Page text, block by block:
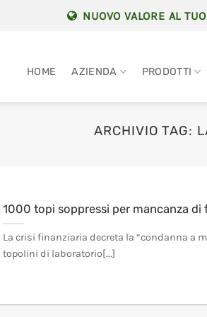
NUOVO VALORE AL
HOME AZIENDA PRODOTTI
ARCHIVIO TAG:
1000 topi soppressi per mancanza di
La crisi finanziaria decreta la “condanna a
topolini di laboratorio[...]